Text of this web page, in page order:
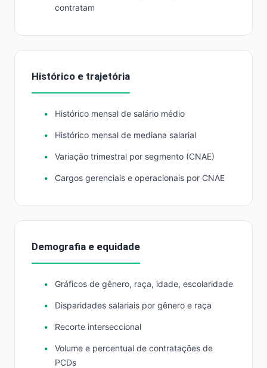
contratam
Histórico e trajetória
Histórico mensal de salário médio
Histórico mensal de mediana salarial
Variação trimestral por segmento (CNAE)
Cargos gerenciais e operacionais por CNAE
Demografia e equidade
Gráficos de gênero, raça, idade, escolaridade
Disparidades salariais por gênero e raça
Recorte interseccional
Volume e percentual de contratações de
PCDs